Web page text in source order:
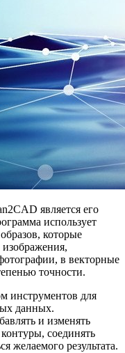
является его
использует
которые
изображения,
в векторные
точности.
инструментов для
данных.
и изменять
соединять
желаемого результата.